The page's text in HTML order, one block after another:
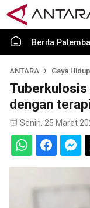
Berita
ANTARA Gaya Hidup
dengan
Senin, 25 Maret